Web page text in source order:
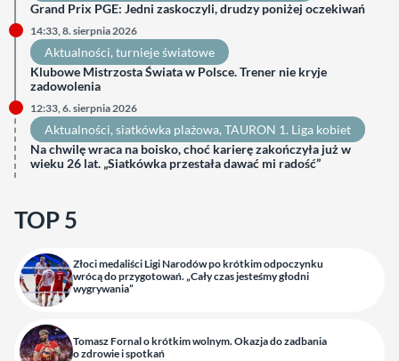
Grand Prix PGE: Jedni zaskoczyli, drudzy poniżej oczekiwań
14:33, 8. sierpnia 2026
Aktualności, turnieje światowe
Klubowe Mistrzosta Świata w Polsce. Trener nie kryje
zadowolenia
12:33, 6. sierpnia 2026
Aktualności, siatkówka plażowa, TAURON 1. Liga kobiet
Na chwilę wraca na boisko, choć karierę zakończyła już w
wieku 26 lat. „Siatkówka przestała dawać mi radość”
TOP 5
Złoci medaliści Ligi Narodów po krótkim odpoczynku
wrócą do przygotowań. „Cały czas jesteśmy głodni
wygrywania”
Tomasz Fornal o krótkim wolnym. Okazja do zadbania
o zdrowie i spotkań